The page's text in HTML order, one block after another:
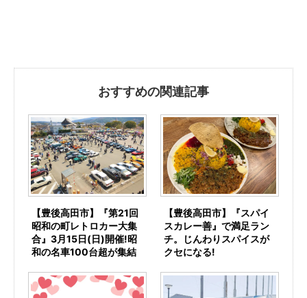
おすすめの関連記事
【豊後高田市】『第21回
昭和の町レトロカー大集
合』3月15日(日)開催!昭
和の名車100台超が集結
【豊後高田市】『スパイ
スカレー善』で満足ラン
チ。じんわりスパイスが
クセになる!